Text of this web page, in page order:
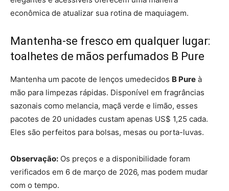
econômica de atualizar sua rotina de maquiagem.
Mantenha-se fresco em qualquer lugar:
toalhetes de mãos perfumados B Pure
Mantenha um pacote de lenços umedecidos B Pure à
mão para limpezas rápidas. Disponível em fragrâncias
sazonais como melancia, maçã verde e limão, esses
pacotes de 20 unidades custam apenas US$ 1,25 cada.
Eles são perfeitos para bolsas, mesas ou porta-luvas.
Observação: Os preços e a disponibilidade foram
verificados em 6 de março de 2026, mas podem mudar
com o tempo.